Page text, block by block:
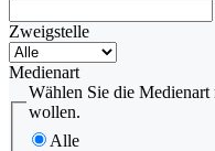
Zweigstelle
Medienart
Wählen Sie die Medienart
wollen.
Alle